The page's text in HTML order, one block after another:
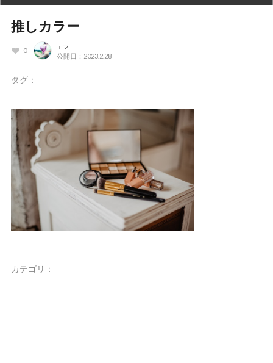
推しカラー
0 エマ
公開日：2023.2.28
タグ：
カテゴリ：